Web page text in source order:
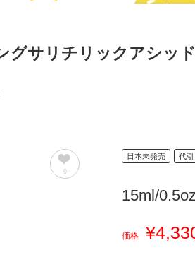
グサリチリックアシッ
0
日本未発売 代
15ml/
価格